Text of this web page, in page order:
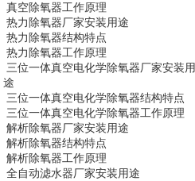
真空除氧器工作原理
热力除氧器厂家安装用途
热力除氧器结构特点
热力除氧器工作原理
三位一体真空电化学除氧器厂家安装用
途
三位一体真空电化学除氧器结构特点
三位一体真空电化学除氧器工作原理
解析除氧器厂家安装用途
解析除氧器结构特点
解析除氧器工作原理
全自动滤水器厂家安装用途